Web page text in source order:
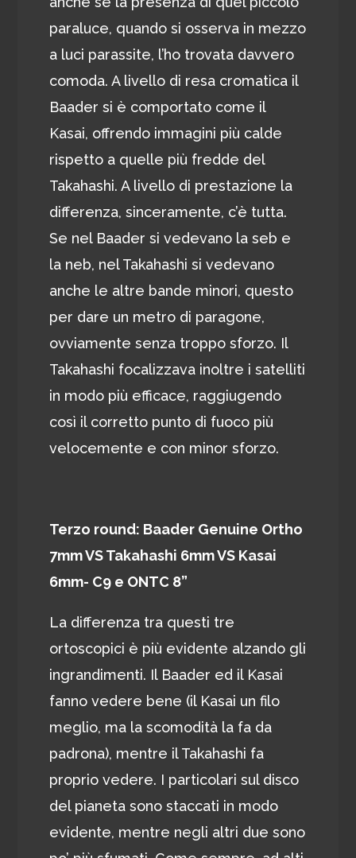
paraluce, quando si osserva in mezzo
a luci parassite, l’ho trovata davvero
comoda. A livello di resa cromatica il
Baader si è comportato come il
Kasai, offrendo immagini più calde
rispetto a quelle più fredde del
Takahashi. A livello di prestazione la
differenza, sinceramente, c’è tutta.
Se nel Baader si vedevano la seb e
la neb, nel Takahashi si vedevano
anche le altre bande minori, questo
per dare un metro di paragone,
ovviamente senza troppo sforzo. Il
Takahashi focalizzava inoltre i satelliti
in modo più efficace, raggiugendo
così il corretto punto di fuoco più
velocemente e con minor sforzo.
Terzo round: Baader Genuine Ortho
7mm VS Takahashi 6mm VS Kasai
6mm- C9 e ONTC 8”
La differenza tra questi tre
ortoscopici è più evidente alzando gli
ingrandimenti. Il Baader ed il Kasai
fanno vedere bene (il Kasai un filo
meglio, ma la scomodità la fa da
padrona), mentre il Takahashi fa
proprio vedere. I particolari sul disco
del pianeta sono staccati in modo
evidente, mentre negli altri due sono